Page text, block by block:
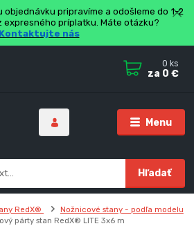
objednávku pripravíme a odošleme do 1-2
expresného príplatku. Máte otázku?
Kontaktujte nás
Menu
Hľadať
0 ks
za 0 €
RedX®
Nožnicové stany - podľa modelu
párty stan RedX® LITE 3x6 m